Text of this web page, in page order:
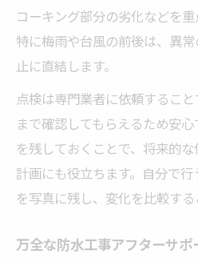
コーキング部分の劣化などを重
特に梅雨や台風の前後は、異
止に直結します。
点検は専門業者に依頼するこ
まで確認してもらえるため安
を残しておくことで、将来的
計画にも役立ちます。自分で
を写真に残し、変化を比較する
万全な防水工事アフターサポ